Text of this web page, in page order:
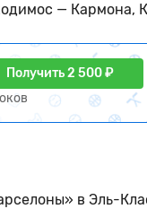
— Кармона,
Получить 2 500 ₽
в Эль-